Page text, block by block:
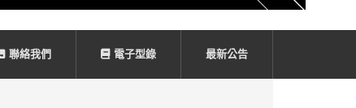
聯絡我們 電子型錄 最新公告